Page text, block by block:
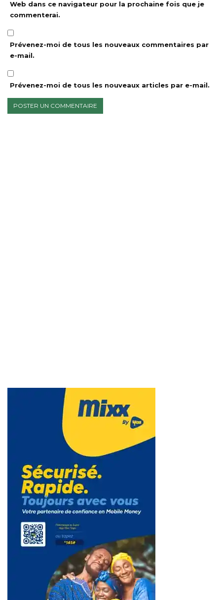
Web dans ce navigateur pour la prochaine fois que je
commenterai.
Prévenez-moi de tous les nouveaux commentaires par
e-mail.
Prévenez-moi de tous les nouveaux articles par e-mail.